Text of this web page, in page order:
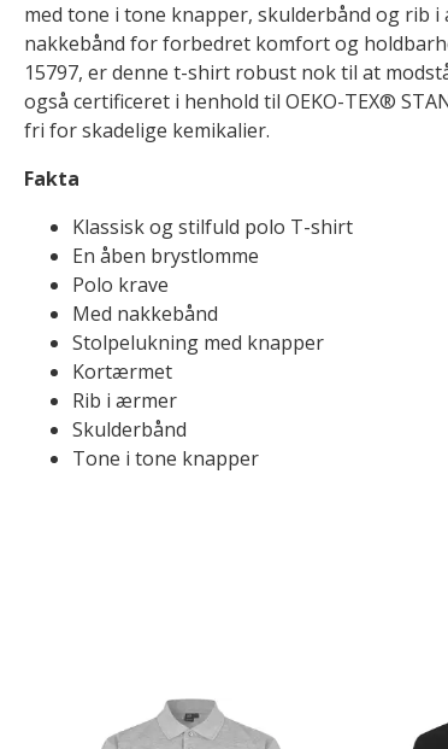
med tone i tone knapper, skulderbånd og rib
nakkebånd for forbedret komfort og
15797, er denne t-shirt robust nok til at
også certificeret i henhold til OEKO-TEX®
fri for skadelige kemikalier.
Fakta
Klassisk og stilfuld polo T-shirt
En åben brystlomme
Polo krave
Med nakkebånd
Stolpelukning med knapper
Kortærmet
Rib i ærmer
Skulderbånd
Tone i tone knapper